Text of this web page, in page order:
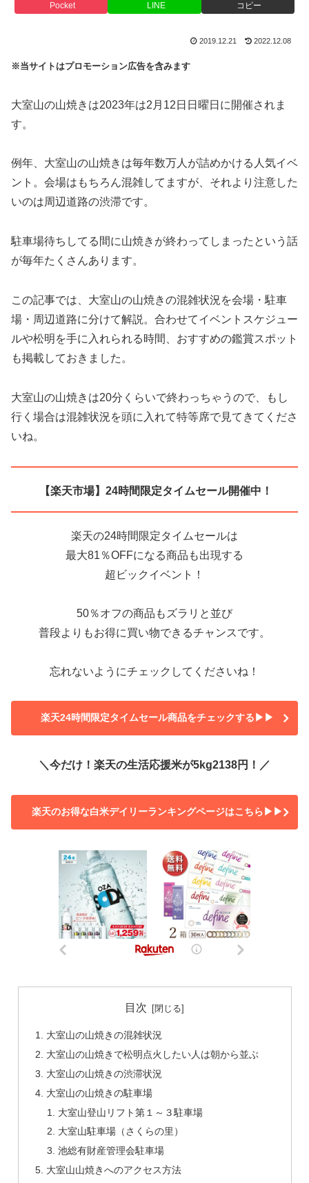
Pocket LINE コピー
2019.12.21 2022.12.08
※当サイトはプロモーション広告を含みます
大室山の山焼きは2023年は2月12日日曜日に開催されま
す。
例年、大室山の山焼きは毎年数万人が詰めかける人気イベ
ント。会場はもちろん混雑してますが、それより注意した
いのは周辺道路の渋滞です。
駐車場待ちしてる間に山焼きが終わってしまったという話
が毎年たくさんあります。
この記事では、大室山の山焼きの混雑状況を会場・駐車
場・周辺道路に分けて解説。合わせてイベントスケジュー
ルや松明を手に入れられる時間、おすすめの鑑賞スポット
も掲載しておきました。
大室山の山焼きは20分くらいで終わっちゃうので、もし
行く場合は混雑状況を頭に入れて特等席で見てきてくださ
いね。
【楽天市場】24時間限定タイムセール開催中！
楽天の24時間限定タイムセールは
最大81％OFFになる商品も出現する
超ビックイベント！
50％オフの商品もズラリと並び
普段よりもお得に買い物できるチャンスです。
忘れないようにチェックしてくださいね！
楽天24時間限定タイムセール商品をチェックする▶▶
＼今だけ！楽天の生活応援米が5kg2138円！／
楽天のお得な白米デイリーランキングページはこちら▶▶
目次
大室山の山焼きの混雑状況
大室山の山焼きで松明点火したい人は朝から並ぶ
大室山の山焼きの渋滞状況
大室山の山焼きの駐車場
大室山登山リフト第１～３駐車場
大室山駐車場（さくらの里）
池総有財産管理会駐車場
大室山山焼きへのアクセス方法